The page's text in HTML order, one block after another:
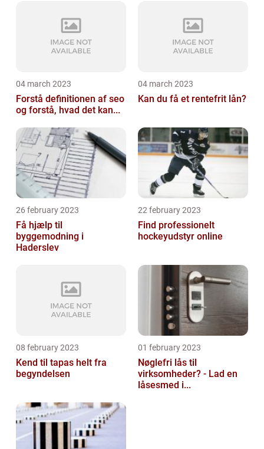
04 march 2023
Forstå definitionen af seo
og forstå, hvad det kan...
04 march 2023
Kan du få et rentefrit lån?
26 february 2023
Få hjælp til
byggemodning i
Haderslev
22 february 2023
Find professionelt
hockeyudstyr online
08 february 2023
Kend til tapas helt fra
begyndelsen
01 february 2023
Nøglefri lås til
virksomheder? - Lad en
låsesmed i...